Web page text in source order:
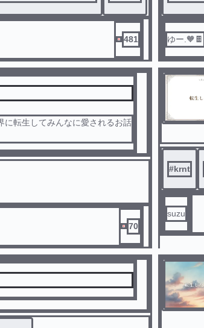
481 ゆー.🧡🍫
に転生してみんなに愛されるお話
70
#krnt
suzu